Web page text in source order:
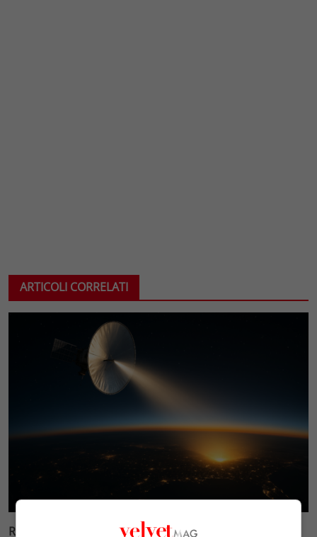
ARTICOLI CORRELATI
Reflect Orbital: gli specchi spaziali che promettono il